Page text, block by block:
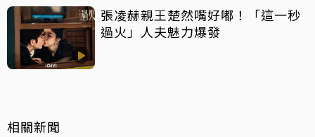
張凌赫親王楚然嘴好嘟！「這一秒
過火」人夫魅力爆發
相關新聞